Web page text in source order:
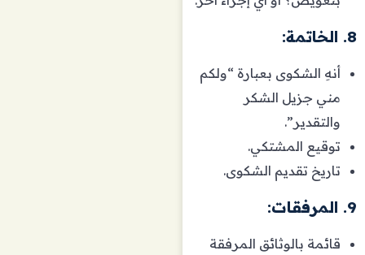
8. الخاتمة:
أنهِ الشكوى بعبارة “ولكم
مني جزيل الشكر
والتقدير”.
توقيع المشتكي.
تاريخ تقديم الشكوى.
9. المرفقات:
قائمة بالوثائق المرفقة